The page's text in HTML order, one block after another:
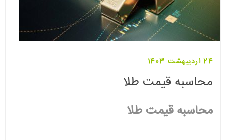
24 اردیبهشت 1403
محاسبه قیمت طلا
محاسبه قیمت طلا